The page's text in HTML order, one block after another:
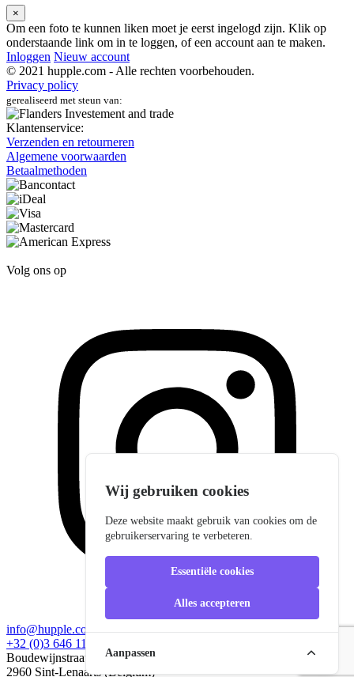
×
Om een foto te kunnen liken moet je eerst ingelogd zijn. Klik op
onderstaande link om in te loggen, of een account aan te maken.
Inloggen Nieuw account
© 2021 hupple.com - Alle rechten voorbehouden.
Privacy policy
gerealiseerd met steun van:
Klantenservice:
Verzenden en retourneren
Algemene voorwaarden
Betaalmethoden
Volg ons op
info@hupple.com
+32 (0)3 646 11 60
Boudewijnstraat 19
2960 Sint-Lenaarts (Belgium)
Wij gebruiken cookies
Deze website maakt gebruik van cookies om de
gebruikerservaring te verbeteren.
Essentiële cookies
Alles accepteren
Aanpassen